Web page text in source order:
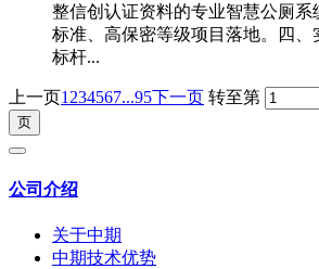
整信创认证资料的专业智慧公厕系
标准、高保密等级项目落地。四、
标杆...
上一页1 234567...95下一页 转至第
公司介绍
关于中期
中期技术优势